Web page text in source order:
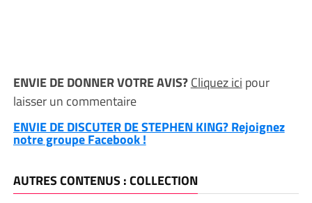
ENVIE DE DONNER VOTRE AVIS?Cliquez ici pour
laisser un commentaire
ENVIE DE DISCUTER DE STEPHEN KING? Rejoignez
notre groupe Facebook !
AUTRES CONTENUS : COLLECTION